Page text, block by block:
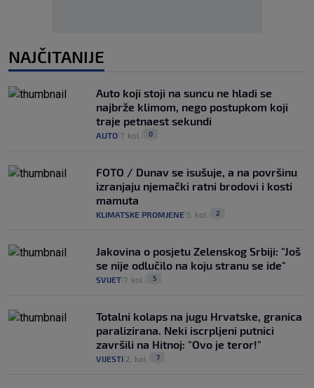
NAJČITANIJE
Auto koji stoji na suncu ne hladi se
najbrže klimom, nego postupkom koji
traje petnaest sekundi
AUTO 7. kol. 0
FOTO / Dunav se isušuje, a na površinu
izranjaju njemački ratni brodovi i kosti
mamuta
KLIMATSKE PROMJENE 5. kol. 2
Jakovina o posjetu Zelenskog Srbiji: "Još
se nije odlučilo na koju stranu se ide"
SVIJET 7. kol. 5
Totalni kolaps na jugu Hrvatske, granica
paralizirana. Neki iscrpljeni putnici
završili na Hitnoj: "Ovo je teror!"
VIJESTI 2. kol. 7